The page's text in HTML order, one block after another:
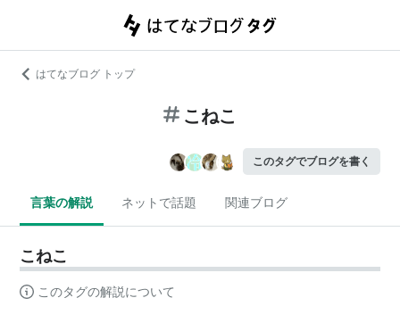
はてなブログ トップ
こねこ
このタグでブログを書く
言葉の解説 ネットで話題 関連ブログ
こねこ
このタグの解説について